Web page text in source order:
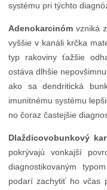
systému pri týchto
Adenokarcinóm vzniká
vyššie v kanáli krčka
typ rakoviny ťažšie
ostáva dlhšie
ako sa dendritická
imunitnému systému
no čoraz častejšie
Dlaždicovobunkový
pokrývajú vonkajší
diagnostikovaným
podarí zachytiť ho včas